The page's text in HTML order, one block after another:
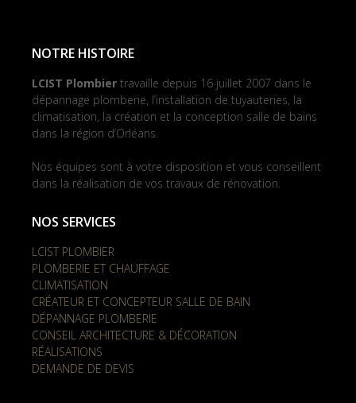
NOTRE HISTOIRE
LCIST Plombier travaille depuis 16 juillet 2007 dans le
dépannage plomberie, l’installation de tuyauteries, la
climatisation, la création et la conception salle de bains
dans la région d’Orléans.
Nos équipes sont à votre disposition et vous conseillent
dans la réalisation de vos travaux de rénovation.
NOS SERVICES
LCIST PLOMBIER
PLOMBERIE ET CHAUFFAGE
CLIMATISATION
CRÉATEUR ET CONCEPTEUR SALLE DE BAIN
DÉPANNAGE PLOMBERIE
CONSEIL ARCHITECTURE & DÉCORATION
RÉALISATIONS
DEMANDE DE DEVIS